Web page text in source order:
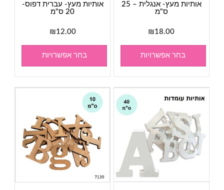
אותיות מעץ- אנגלית – 25
ס"מ
₪18.00
בחר אפשרויות
אותיות מעץ- עברית דפוס-
20 ס"מ
₪12.00
בחר אפשרויות